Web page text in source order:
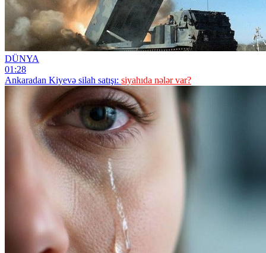
DÜNYA
01:28
Ankaradan Kiyevə silah satışı: siyahıda nələr var?